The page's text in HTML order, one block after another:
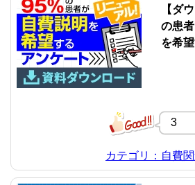
【ダ
の患
を希
3
カテゴリ：自費